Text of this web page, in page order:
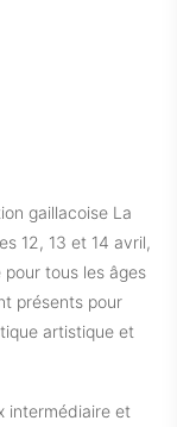
gaillacoise La
12, 13 et 14 avril,
tous les âges
présents pour
artistique et
intermédiaire et